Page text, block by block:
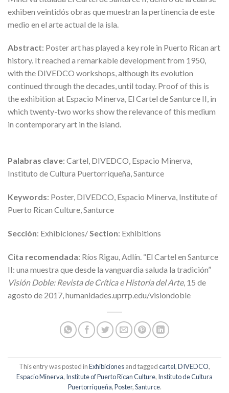
exhiben veintidós obras que muestran la pertinencia de este
medio en el arte actual de la isla.
Abstract: Poster art has played a key role in Puerto Rican art
history. It reached a remarkable development from 1950,
with the DIVEDCO workshops, although its evolution
continued through the decades, until today. Proof of this is
the exhibition at Espacio Minerva, El Cartel de Santurce II, in
which twenty-two works show the relevance of this medium
in contemporary art in the island.
Palabras clave: Cartel, DIVEDCO, Espacio Minerva,
Instituto de Cultura Puertorriqueña, Santurce
Keywords: Poster, DIVEDCO, Espacio Minerva, Institute of
Puerto Rican Culture, Santurce
Sección: Exhibiciones/ Section: Exhibitions
Cita recomendada: Ríos Rigau, Adlín. “El Cartel en Santurce
II: una muestra que desde la vanguardia saluda la tradición”
Visión Doble: Revista de Crítica e Historia del Arte, 15 de
agosto de 2017, humanidades.uprrp.edu/visiondoble
This entry was posted inExhibicionesand taggedcartel,DIVEDCO,
Espacio Minerva, Institute of Puerto Rican Culture, Instituto de Cultura
Puertorriqueña,Poster,Santurce.